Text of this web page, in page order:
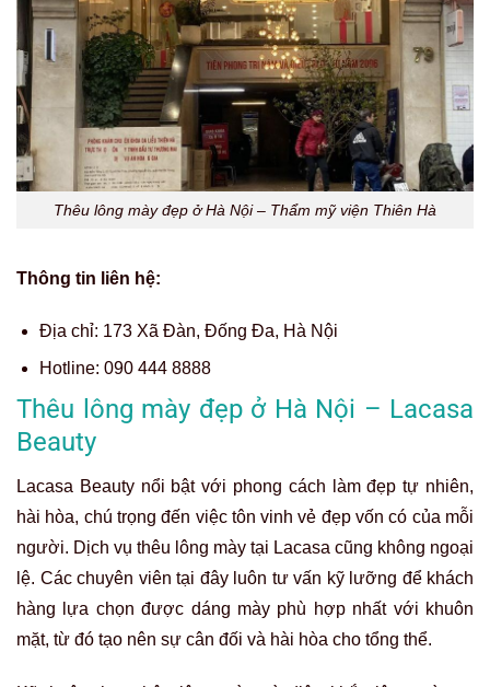
Thêu lông mày đẹp ở Hà Nội – Thẩm mỹ viện Thiên Hà
Thông tin liên hệ:
Địa chỉ: 173 Xã Đàn, Đống Đa, Hà Nội
Hotline: 090 444 8888
Thêu lông mày đẹp ở Hà Nội – Lacasa
Beauty
Lacasa Beauty nổi bật với phong cách làm đẹp tự nhiên,
hài hòa, chú trọng đến việc tôn vinh vẻ đẹp vốn có của mỗi
người. Dịch vụ thêu lông mày tại Lacasa cũng không ngoại
lệ. Các chuyên viên tại đây luôn tư vấn kỹ lưỡng để khách
hàng lựa chọn được dáng mày phù hợp nhất với khuôn
mặt, từ đó tạo nên sự cân đối và hài hòa cho tổng thể.